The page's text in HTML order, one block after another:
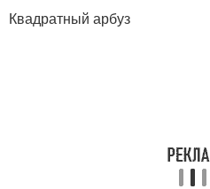
Квадратный арбуз